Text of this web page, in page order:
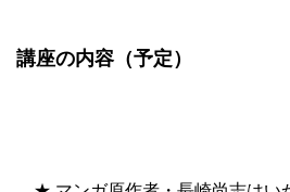
講座の内容（予定）